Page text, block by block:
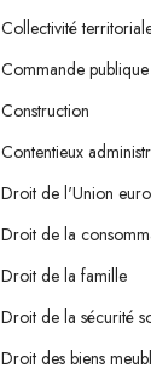
Collectivité
Commande publique
Construction
Contentieux
Droit de l'Union
Droit de la
Droit de la famille
Droit de la sécurité
Droit des biens